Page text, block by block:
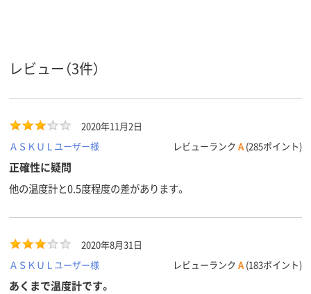
レビュー（3件）
2020年11月2日
ＡＳＫＵＬユーザー様
レビューランク A (285ポイント)
正確性に疑問
他の温度計と0.5度程度の差があります。
2020年8月31日
ＡＳＫＵＬユーザー様
レビューランク A (183ポイント)
あくまで温度計です。